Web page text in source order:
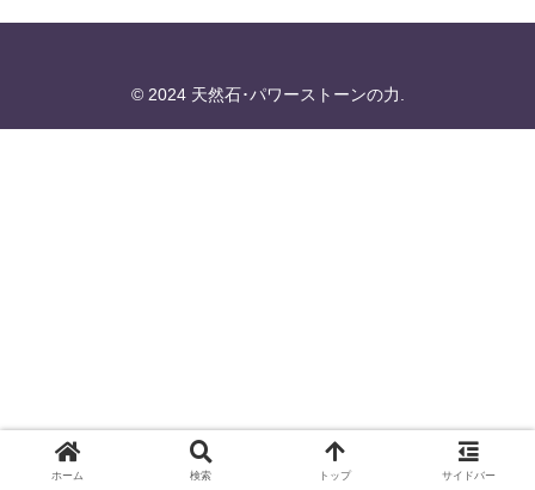
© 2024 天然石･パワーストーンの力.
ホーム 検索 トップ サイドバー